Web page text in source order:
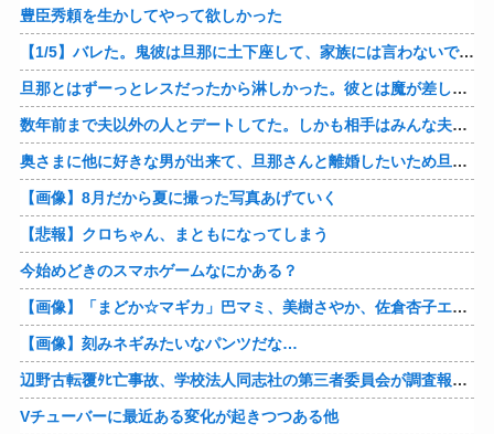
豊臣秀頼を生かしてやって欲しかった
【1/5】バレた。鬼彼は旦那に土下座して、家族には言わないで下さいって…。いつの間にか子供も出来ていたようで私はドン引きでした。→お前の旦那はお前にドン引きだよｗ
旦那とはずーっとレスだったから淋しかった。彼とは魔が差したというか恋に恋してしまって… 結婚してくれ！って言われたけど、それは彼が毎日色々したいだけ。やっと目が覚めた。
数年前まで夫以外の人とデートしてた。しかも相手はみんな夫の仕事関係の人。例えるなら夫はサッカーチームの管理栄養士、デート相手複数人は全員そのサッカーチーム選手みたいな。
奥さまに他に好きな男が出来て、旦那さんと離婚したいため旦那さんのＤＶをでっちあげて、まんまと周りを騙している話を聞いたのは、未来の鬼女たちだったｗ
【画像】8月だから夏に撮った写真あげていく
【悲報】クロちゃん、まともになってしまう
今始めどきのスマホゲームなにかある？
【画像】「まどか☆マギカ」巴マミ、美樹さやか、佐倉杏子エロすぎ放課後えんこーハメ撮りどぴゅどぴゅエチエチが最高すぎる❣
【画像】刻みネギみたいなパンツだな…
辺野古転覆ﾀﾋ亡事故、学校法人同志社の第三者委員会が調査報告書を公表 … 安全配慮義務違反や安全管理に関する検証を妨げた組織風土の存在を指摘
Vチューバーに最近ある変化が起きつつある他